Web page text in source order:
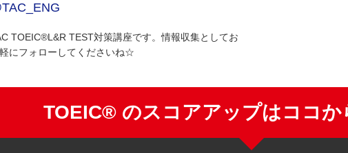
TOEIC®︎L&R TEST対策講座です。情報収集としてお
にフォローしてくださいね☆
TOEIC® のスコアアップはココか